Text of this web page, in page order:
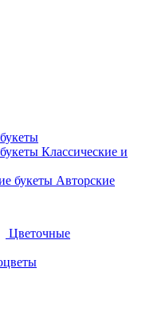
Классические и
Авторские
Цветочные